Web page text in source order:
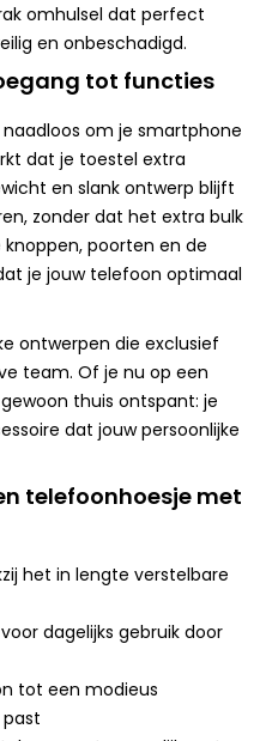
omhulsel dat perfect
en onbeschadigd.
tot functies
om je smartphone
dat je toestel extra
en slank ontwerp blijft
zonder dat het extra bulk
poorten en de
je jouw telefoon optimaal
ontwerpen die exclusief
team. Of je nu op een
thuis ontspant: je
dat jouw persoonlijke
telefoonhoesje met
het in lengte verstelbare
dagelijks gebruik door
tot een modieus